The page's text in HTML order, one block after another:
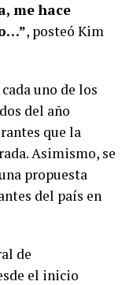
me hace
, posteó Kim
uno de los
del año
que la
Asimismo, se
propuesta
del país en
de
el inicio